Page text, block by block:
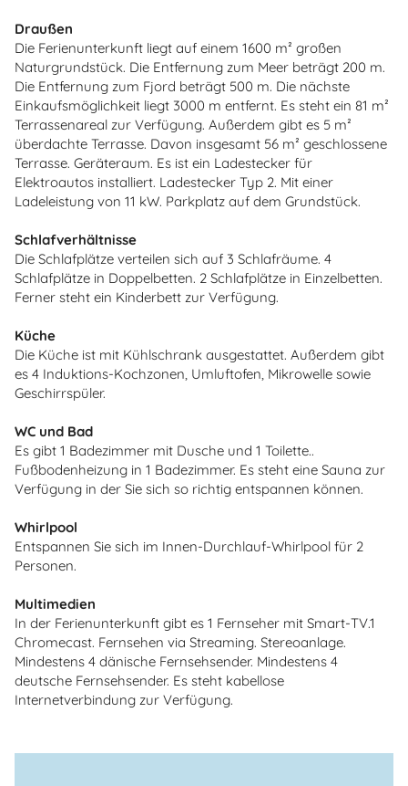
Draußen
Die Ferienunterkunft liegt auf einem 1600 m² großen
Naturgrundstück. Die Entfernung zum Meer beträgt 200 m.
Die Entfernung zum Fjord beträgt 500 m. Die nächste
Einkaufsmöglichkeit liegt 3000 m entfernt. Es steht ein 81 m²
Terrassenareal zur Verfügung. Außerdem gibt es 5 m²
überdachte Terrasse. Davon insgesamt 56 m² geschlossene
Terrasse. Geräteraum. Es ist ein Ladestecker für
Elektroautos installiert. Ladestecker Typ 2. Mit einer
Ladeleistung von 11 kW. Parkplatz auf dem Grundstück.
Schlafverhältnisse
Die Schlafplätze verteilen sich auf 3 Schlafräume. 4
Schlafplätze in Doppelbetten. 2 Schlafplätze in Einzelbetten.
Ferner steht ein Kinderbett zur Verfügung.
Küche
Die Küche ist mit Kühlschrank ausgestattet. Außerdem gibt
es 4 Induktions-Kochzonen, Umluftofen, Mikrowelle sowie
Geschirrspüler.
WC und Bad
Es gibt 1 Badezimmer mit Dusche und 1 Toilette..
Fußbodenheizung in 1 Badezimmer. Es steht eine Sauna zur
Verfügung in der Sie sich so richtig entspannen können.
Whirlpool
Entspannen Sie sich im Innen-Durchlauf-Whirlpool für 2
Personen.
Multimedien
In der Ferienunterkunft gibt es 1 Fernseher mit Smart-TV.1
Chromecast. Fernsehen via Streaming. Stereoanlage.
Mindestens 4 dänische Fernsehsender. Mindestens 4
deutsche Fernsehsender. Es steht kabellose
Internetverbindung zur Verfügung.